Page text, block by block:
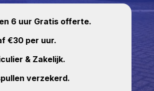
6 uur Gratis offerte.
€30 per uur.
& Zakelijk.
verzekerd.